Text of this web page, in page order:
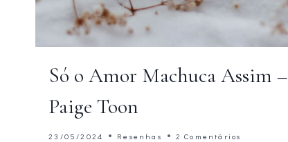
Só o Amor Machuca Assim –
Paige Toon
23/05/2024 Resenhas 2 Comentários